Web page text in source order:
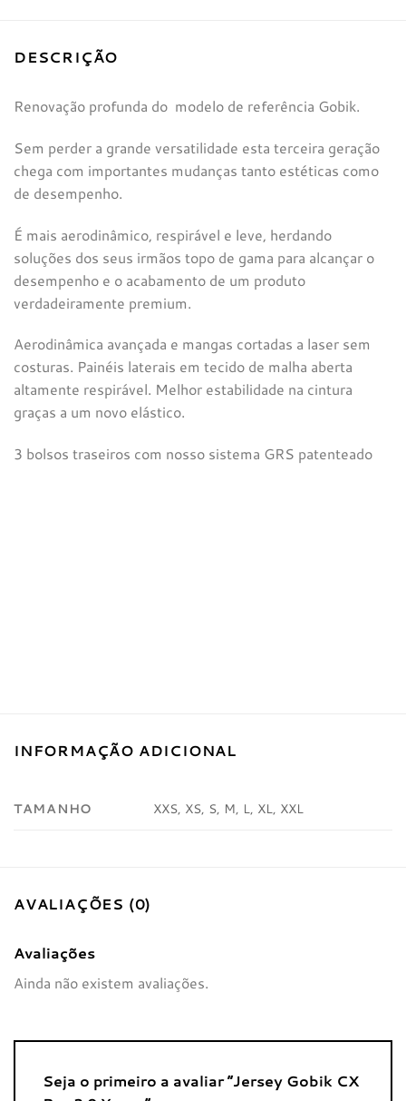
DESCRIÇÃO
Renovação profunda do modelo de referência Gobik.
Sem perder a grande versatilidade esta terceira geração
chega com importantes mudanças tanto estéticas como
de desempenho.
É mais aerodinâmico, respirável e leve, herdando
soluções dos seus irmãos topo de gama para alcançar o
desempenho e o acabamento de um produto
verdadeiramente premium.
Aerodinâmica avançada e mangas cortadas a laser sem
costuras. Painéis laterais em tecido de malha aberta
altamente respirável. Melhor estabilidade na cintura
graças a um novo elástico.
3 bolsos traseiros com nosso sistema GRS patenteado
INFORMAÇÃO ADICIONAL
TAMANHO XXS, XS, S, M, L, XL, XXL
AVALIAÇÕES (0)
Avaliações
Ainda não existem avaliações.
Seja o primeiro a avaliar “Jersey Gobik CX